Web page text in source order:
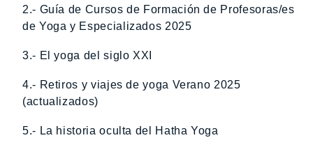
2.- Guía de Cursos de Formación de Profesoras/es
de Yoga y Especializados 2025
3.- El yoga del siglo XXI
4.- Retiros y viajes de yoga Verano 2025
(actualizados)
5.- La historia oculta del Hatha Yoga